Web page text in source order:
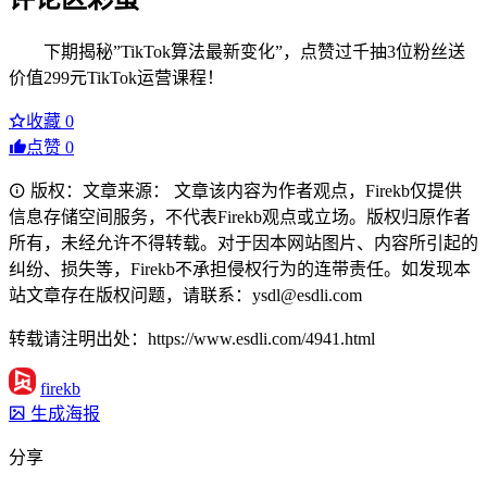
下期揭秘”TikTok算法最新变化”，点赞过千抽3位粉丝送
价值299元TikTok运营课程！
收藏 0
点赞 0
版权：文章来源： 文章该内容为作者观点，Firekb仅提供
信息存储空间服务，不代表Firekb观点或立场。版权归原作者
所有，未经允许不得转载。对于因本网站图片、内容所引起的
纠纷、损失等，Firekb不承担侵权行为的连带责任。如发现本
站文章存在版权问题，请联系：ysdl@esdli.com
转载请注明出处：https://www.esdli.com/4941.html
firekb
生成海报
分享